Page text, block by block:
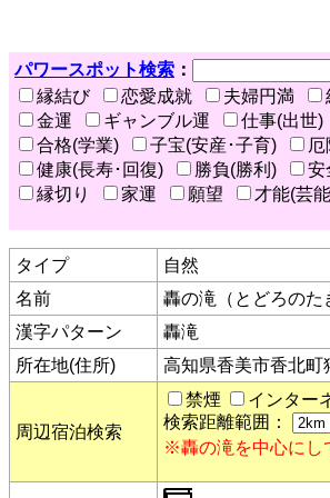
パワースポット検索 ：
縁結び
恋愛成就 夫婦円満
金運
ギャンブル運 仕事(出世)
合格(学業)
子宝(安産･子育)
健康(長寿･回復)
勝負(勝利)
安
縁切り
家運 願望 才能(芸
タイプ
自然
名前
轟の滝（とどろのた
漢字パターン
轟滝
所在地(住所)
高知県香美市香北町
周辺宿泊検索
禁煙 インター
検索距離範囲：
※轟の滝を中心にし